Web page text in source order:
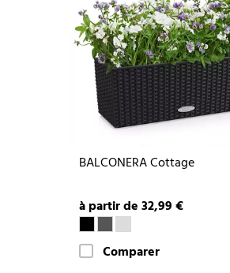
BALCONERA Cottage
à partir de 32,99 €
Comparer